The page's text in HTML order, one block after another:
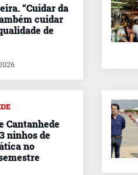
“Cuidar da
cuidar
de
Cantanhede
ninhos de
no